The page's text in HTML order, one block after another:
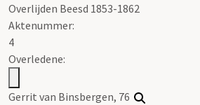
Overlijden Beesd 1853-1862
Aktenummer:
4
Overledene:
Gerrit van Binsbergen, 76